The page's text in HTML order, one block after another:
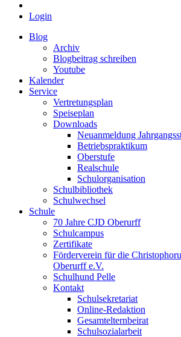
Login
Blog
Archiv
Blogbeitrag schreiben
Youtube
Kalender
Service
Vertretungsplan
Speiseplan
Downloads
Neuanmeldung
Betriebspraktikum
Oberstufe
Realschule
Schulorganisation
Schulbibliothek
Schulwechsel
Schule
70 Jahre CJD Oberurff
Schulcampus
Zertifikate
Förderverein für die
Oberurff e.V.
Schulhund Pelle
Kontakt
Schulsekretariat
Online-Redaktion
Gesamtelternbeirat
Schulsozialarbeit